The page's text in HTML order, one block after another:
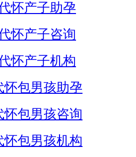
怀产子助孕
怀产子咨询
怀产子机构
怀包男孩助孕
怀包男孩咨询
怀包男孩机构